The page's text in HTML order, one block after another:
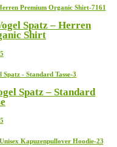
auf
Produktseite
gewählt
weist
Varianten
auf.
Optionen
auf
Produktseite
gewählt
Spatz – Herren
Shirt
Dieses
weist
Varianten
auf.
Optionen
auf
Spatz – Standard
Dieses
weist